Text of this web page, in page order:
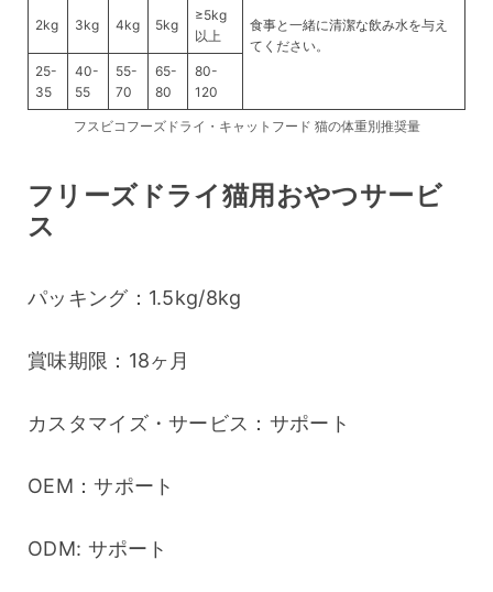
食事と一緒に清潔な飲み水を与え
てください。
2kg 3kg 4kg 5kg
≥5kg
以上
25-
35
40-
55
55-
70
65-
80
80-
120
フスビコフーズドライ・キャットフード 猫の体重別推奨量
フリーズドライ猫用おやつサービ
ス
パッキング：1.5kg/8kg
賞味期限：18ヶ月
カスタマイズ・サービス：サポート
OEM：サポート
ODM: サポート